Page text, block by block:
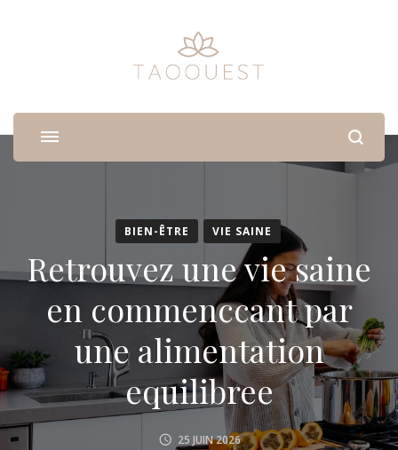
Taoouest
Médecine douce pour vous aligner avec votre corps
BIEN-ÊTRE VIE SAINE
Retrouvez une vie saine
en commenccant par
une alimentation
equilibree
25 JUIN 2026